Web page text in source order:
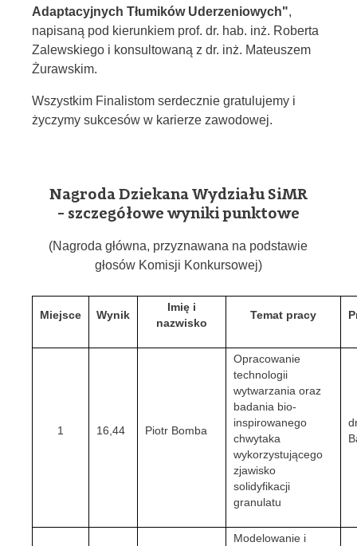
Adaptacyjnych Tłumików Uderzeniowych",
napisaną pod kierunkiem prof. dr. hab. inż. Roberta
Zalewskiego i konsultowaną z dr. inż. Mateuszem
Żurawskim.
Wszystkim Finalistom serdecznie gratulujemy i
życzymy sukcesów w karierze zawodowej.
Nagroda Dziekana Wydziału SiMR
- szczegółowe wyniki punktowe
(Nagroda główna, przyznawana na podstawie
głosów Komisji Konkursowej)
Miejsce Wynik
Imię i
nazwisko
Temat pracy
1 16,44 Piotr Bomba
Opracowanie
technologii
wytwarzania oraz
badania bio-
inspirowanego
chwytaka
wykorzystującego
zjawisko
solidyfikacji
granulatu
Modelowanie i